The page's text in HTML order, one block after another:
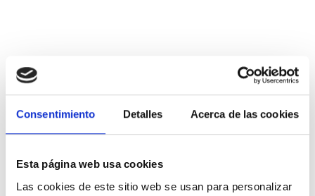
Consentimiento Detalles Acerca de las cookies
Esta página web usa cookies
Las cookies de este sitio web se usan para personalizar
crecimiento y desarrollo saludables